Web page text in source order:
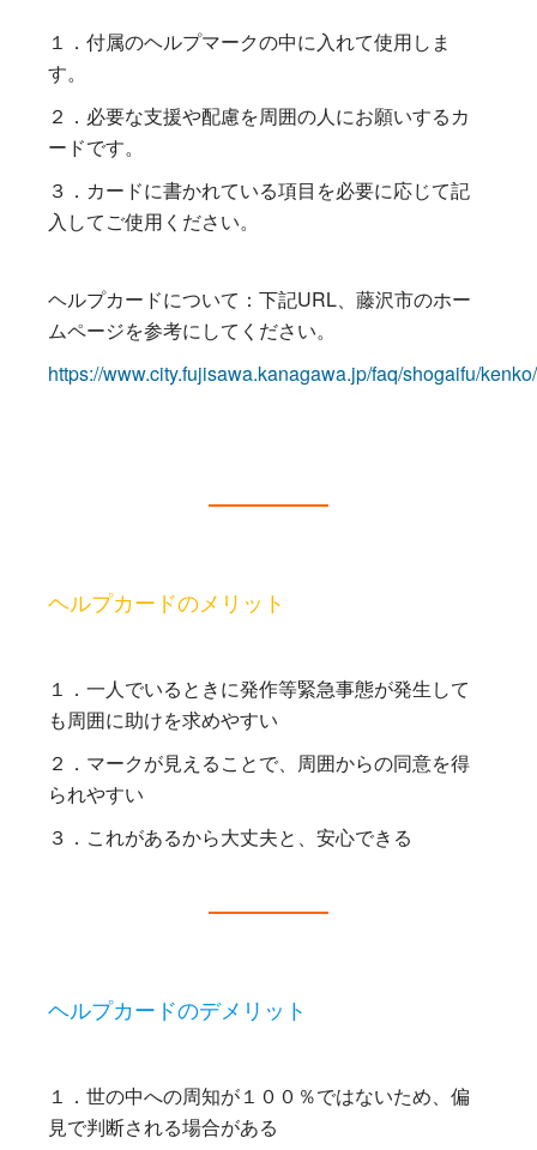
１．付属のヘルプマークの中に入れて使用しま
す。
２．必要な支援や配慮を周囲の人にお願いするカ
ードです。
３．カードに書かれている項目を必要に応じて記
入してご使用ください。
ヘルプカードについて：下記URL、藤沢市のホー
ムページを参考にしてください。
https://www.city.fujisawa.kanagawa.jp/faq/shogaifu/
ヘルプカードのメリット
１．一人でいるときに発作等緊急事態が発生して
も周囲に助けを求めやすい
２．マークが見えることで、周囲からの同意を得
られやすい
３．これがあるから大丈夫と、安心できる
ヘルプカードのデメリット
１．世の中への周知が１００％ではないため、偏
見で判断される場合がある